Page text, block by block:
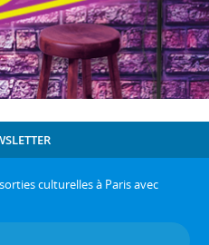
culturelles à Paris avec